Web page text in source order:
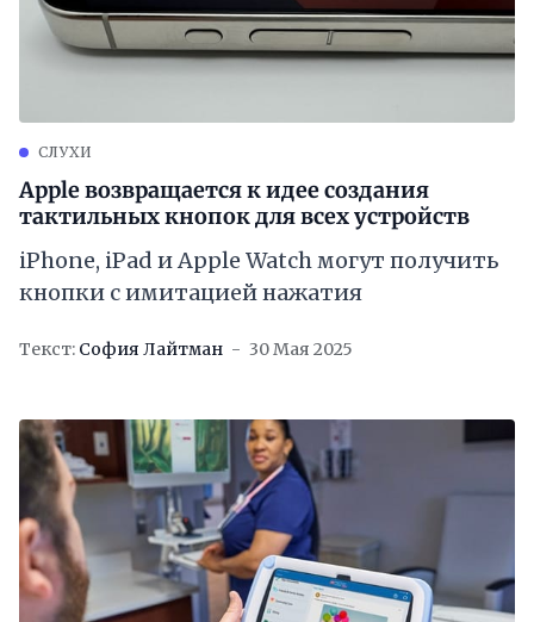
СЛУХИ
Apple возвращается к идее создания
тактильных кнопок для всех устройств
iPhone, iPad и Apple Watch могут получить
кнопки с имитацией нажатия
Текст: София Лайтман 30 Мая 2025